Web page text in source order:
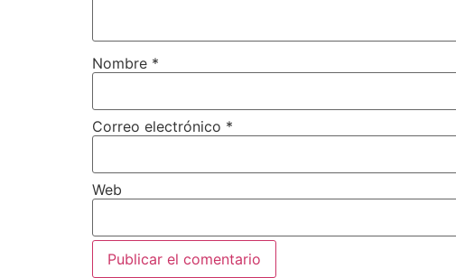
Nombre *
Correo electrónico *
Web